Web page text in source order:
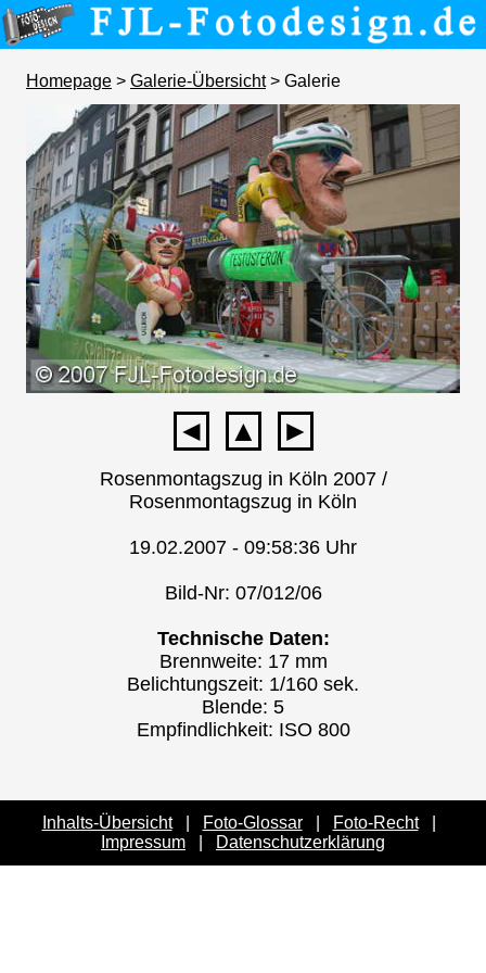
Homepage > Galerie-Übersicht> Galerie
◄ ▲ ►
Rosenmontagszug in Köln 2007 /
Rosenmontagszug in Köln
19.02.2007 - 09:58:36 Uhr
Bild-Nr: 07/012/06
Technische Daten:
Brennweite: 17 mm
Belichtungszeit: 1/160 sek.
Blende: 5
Empfindlichkeit: ISO 800
Inhalts-Übersicht| Foto-Glossar| Foto-Recht|
Impressum
Datenschutzerklärung